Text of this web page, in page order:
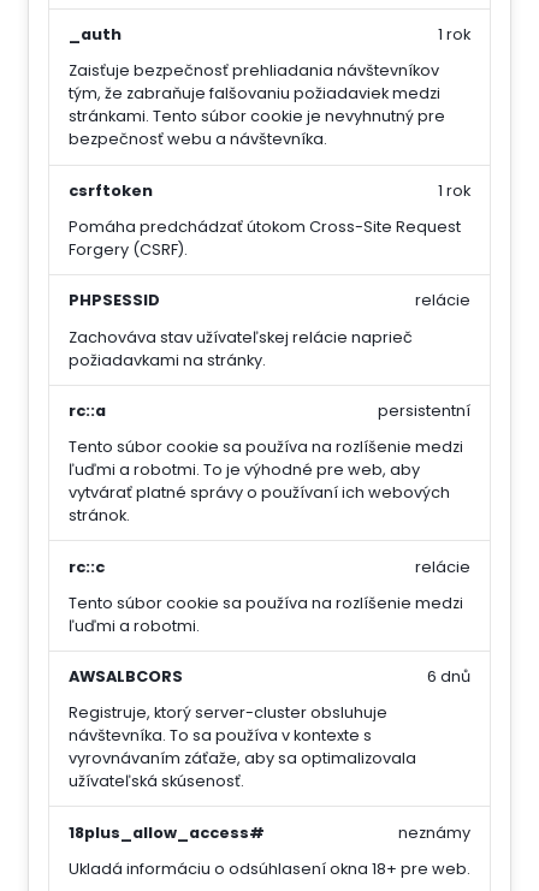
_auth
Zaisťuje bezpečnosť prehliadania návštevníkov
tým, že zabraňuje falšovaniu požiadaviek medzi
stránkami. Tento súbor cookie je nevyhnutný pre
bezpečnosť webu a návštevníka.
1 rok
csrftoken
Pomáha predchádzať útokom Cross-Site Request
Forgery (CSRF).
1 rok
PHPSESSID
Zachováva stav užívateľskej relácie naprieč
požiadavkami na stránky.
relácie
rc::a
Tento súbor cookie sa používa na rozlíšenie medzi
ľuďmi a robotmi. To je výhodné pre web, aby
vytvárať platné správy o používaní ich webových
stránok.
persistentní
rc::c
Tento súbor cookie sa používa na rozlíšenie medzi
ľuďmi a robotmi.
relácie
AWSALBCORS
Registruje, ktorý server-cluster obsluhuje
návštevníka. To sa používa v kontexte s
vyrovnávaním záťaže, aby sa optimalizovala
užívateľská skúsenosť.
6 dnů
18plus_allow_access#
Ukladá informáciu o odsúhlasení okna 18+ pre web.
neznámy